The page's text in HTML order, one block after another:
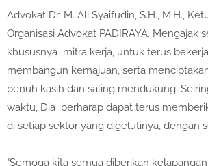
Advokat Dr. M. Ali Syaifudin, S.H., M.H.,
Organisasi Advokat PADIRAYA. Mengajak
khususnya mitra kerja, untuk terus
membangun kemajuan, serta
penuh kasih dan saling mendukung.
waktu, Dia berharap dapat terus
di setiap sektor yang digelutinya, dengan
"Semoga kita semua diberikan